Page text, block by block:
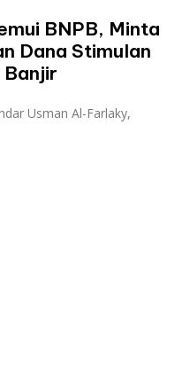
BNPB, Minta
Dana Stimulan
Banjir
Usman Al-Farlaky,